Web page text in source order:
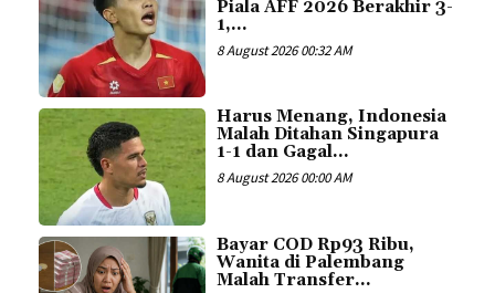
Piala AFF 2026 Berakhir 3-
1,...
8 August 2026 00:32 AM
Harus Menang, Indonesia
Malah Ditahan Singapura
1-1 dan Gagal...
8 August 2026 00:00 AM
Bayar COD Rp93 Ribu,
Wanita di Palembang
Malah Transfer...